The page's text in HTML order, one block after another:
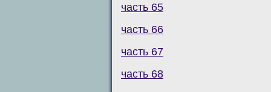
часть 65
часть 66
часть 67
часть 68